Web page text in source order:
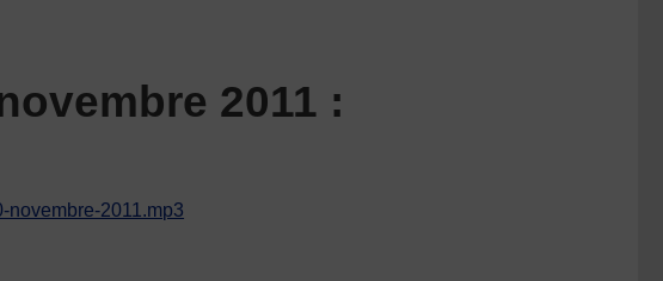
2011 :
novembre-2011.mp3